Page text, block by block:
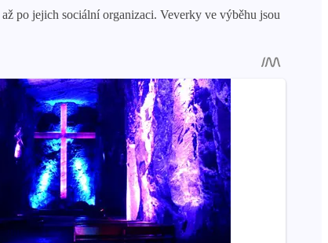
po jejich sociální organizaci. Veverky ve výběhu jsou